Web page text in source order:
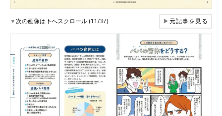
▼次の画像は下へスクロール (11/37) ▶元記事を見る